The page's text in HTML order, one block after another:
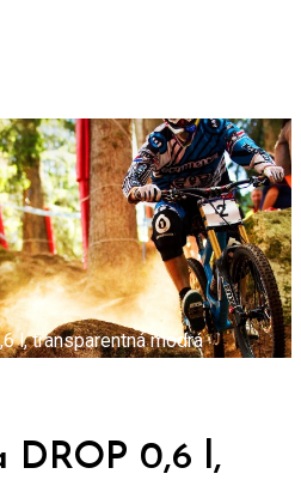
l, transparentná modrá
DROP 0,6 l,